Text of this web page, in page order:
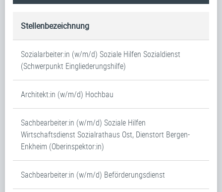
Stellenbezeichnung
Sozialarbeiter:in (w/m/d) Soziale Hilfen Sozialdienst
(Schwerpunkt Eingliederungshilfe)
Architekt:in (w/m/d) Hochbau
Sachbearbeiter:in (w/m/d) Soziale Hilfen
Wirtschaftsdienst Sozialrathaus Ost, Dienstort Bergen-
Enkheim (Oberinspektor:in)
Sachbearbeiter:in (w/m/d) Beförderungsdienst